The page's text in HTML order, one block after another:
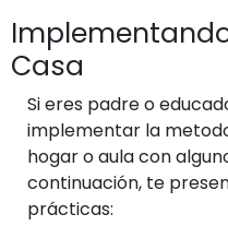
Casa
Si eres padre o
implementar la
hogar o aula con
continuación, te
prácticas: